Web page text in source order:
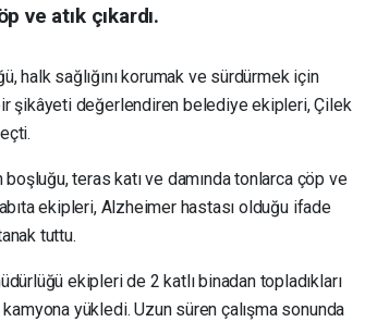
ve atık çıkardı.
halk sağlığını korumak ve sürdürmek için
şikâyeti değerlendiren belediye ekipleri, Çilek
teras katı ve damında tonlarca çöp ve
ekipleri, Alzheimer hastası olduğu ifade
tuttu.
ekipleri de 2 katlı binadan topladıkları
yükledi. Uzun süren çalışma sonunda